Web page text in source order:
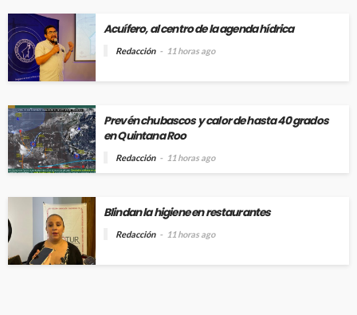
Acuífero, al centro de la agenda hídrica
Redacción 11 horas ago
Prevén chubascos y calor de hasta 40 grados
en Quintana Roo
Redacción 11 horas ago
Blindan la higiene en restaurantes
Redacción 11 horas ago